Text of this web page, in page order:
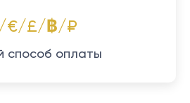
€/£/฿/₽
способ оплаты